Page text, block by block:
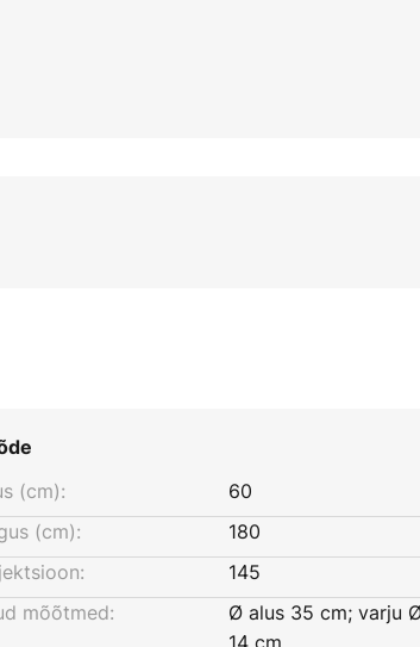
(cm):
60
(cm):
180
145
mõõtmed:
Ø alus 35 cm; varju